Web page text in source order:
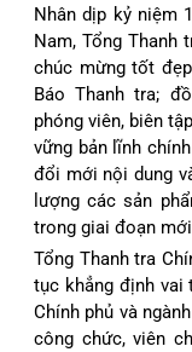
Nhân dịp kỷ niệm
Nam, Tổng Thanh
chúc mừng tốt
Báo Thanh tra;
phóng viên, biên
vững bản lĩnh
đổi mới nội dung
lượng các sản
trong giai đoạn
Tổng Thanh tra
tục khẳng định vai
Chính phủ và
công chức, viên